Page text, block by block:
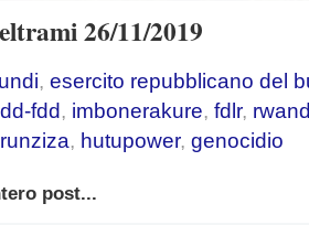
26/11/2019
, esercito repubblicano del
fdd, imbonerakure, fdlr,
, hutupower, genocidio
post...